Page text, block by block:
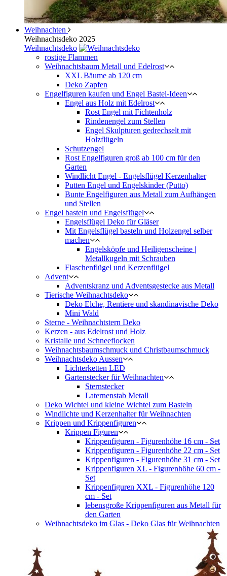
Weihnachten
Weihnachtsdeko 2025
Weihnachtsdeko
rostige Flammen
Weihnachtsbaum Metall und Edelrost
XXL Bäume ab 120 cm
Deko Zapfen
Engelfiguren kaufen und Engel Bastel-Ideen
Engel aus Holz mit Edelrost
Rost Engel mit Fichtenholz
Rindenengel zum Stellen
Engel Skulpturen gedrechselt mit
Holzflügeln
Schutzengel
Rost Engelfiguren groß ab 100 cm für den
Garten
Windlicht Engel - Engelsflügel Kerzenhalter
Putten Engel und Engelskinder (Putto)
Bunte Engelfiguren aus Metall zum Aufhängen
und Stellen
Engel basteln und Engelsflügel
Engelsflügel Deko für Gläser
Mit Engelsflügel basteln und Holzengel selber
machen
Engelsköpfe und Heiligenscheine |
Metallkugeln mit Schrauben
Flaschenflügel und Kerzenflügel
Advent
Adventskranz und Adventsgestecke aus Metall
Tierische Weihnachtsdeko
Deko Elche, Rentiere und skandinavische Deko
Mini Wald
Sterne - Weihnachtstern Deko
Kerzen - aus Edelrost und Holz
Kristalle und Schneeflocken
Weihnachtsbaumschmuck und Christbaumschmuck
Weihnachtsdeko Aussen
Lichterketten LED
Gartenstecker für Weihnachten
Sternstecker
Laternenstab Metall
Deko Wichtel und kleine Wichtel zum Basteln
Windlichte und Kerzenhalter für Weihnachten
Krippen und Krippenfiguren
Krippen Figuren
Krippenfiguren - Figurenhöhe 16 cm - Set
Krippenfiguren - Figurenhöhe 22 cm - Set
Krippenfiguren - Figurenhöhe 31 cm - Set
Krippenfiguren XL - Figurenhöhe 60 cm -
Set
Krippenfiguren XXL - Figurenhöhe 120
cm - Set
lebensgroße Krippenfiguren aus Metall für
den Garten
Weihnachtsdeko im Glas - Deko Glas für Weihnachten